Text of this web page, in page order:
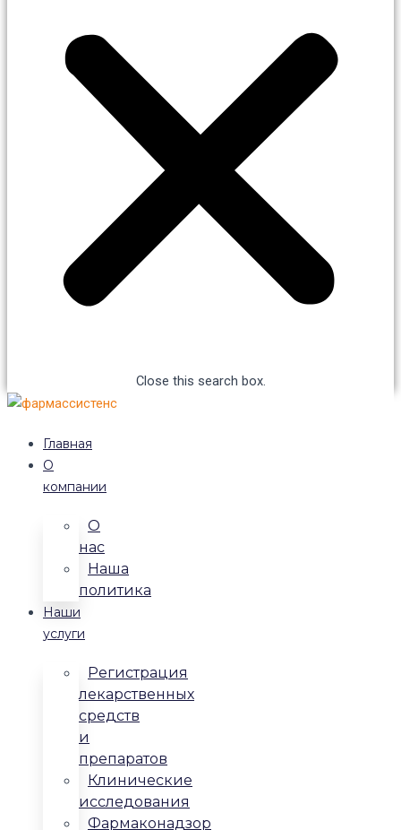
Close this search box.
Главная
О
компании
О
нас
Наша
политика
Наши
услуги
Регистрация
лекарственных
средств
и
препаратов
Клинические
исследования
Фармаконадзор